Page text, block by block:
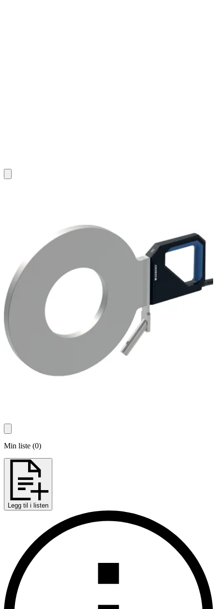
Min liste (0)
Legg til i listen